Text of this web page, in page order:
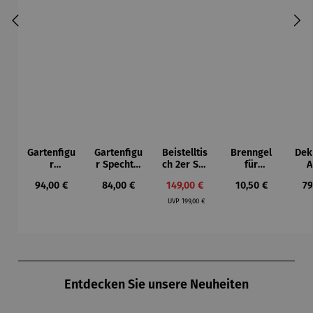
Gartenfigu
r
t Vogel -
Regulärer Preis:
94,00 €
Gartenfigu
r Specht -
Bhire
Regulärer Preis:
84,00 €
Beistelltis
ch 2er Set
Verkaufspreis:
149,00 €
UVP Regulärer Preis:
199,00 €
Brenngel
für
elle -
Regulärer Preis:
10,50 €
Entdecken Sie unsere Neuheiten